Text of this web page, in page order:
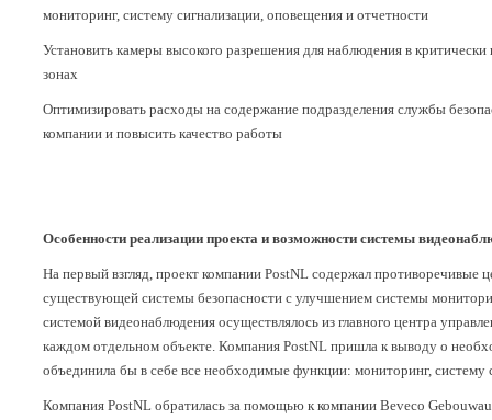
мониторинг, систему сигнализации, оповещения и отчетности
Установить камеры высокого разрешения для наблюдения в
зонах
Оптимизировать расходы на содержание подразделения службы
компании и повысить качество работы
Особенности реализации проекта и возможности системы
На первый взгляд, проект компании PostNL содержал
существующей системы безопасности с улучшением системы
системой видеонаблюдения осуществлялось из главного центра
каждом отдельном объекте. Компания PostNL пришла к выводу о
объединила бы в себе все необходимые функции: мониторинг, систему
Компания PostNL обратилась за помощью к компании Beveco